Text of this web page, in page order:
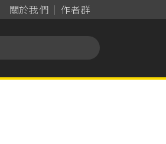
關於我們 作者群